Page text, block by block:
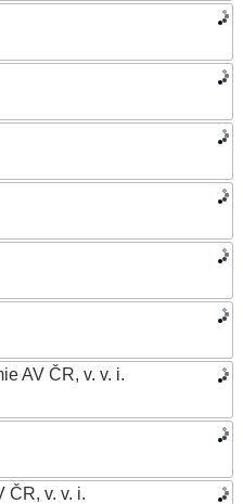
AV ČR, v. v. i.
ČR, v. v. i.